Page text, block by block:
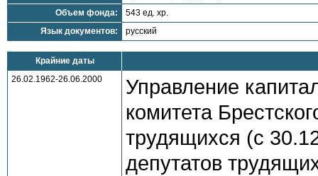
Объем фонда:
543 ед. хр.
Язык документов:
русский
Крайние даты
26.02.1962-26.06.2000
Управление
комитета
трудящихся (с
депутатов